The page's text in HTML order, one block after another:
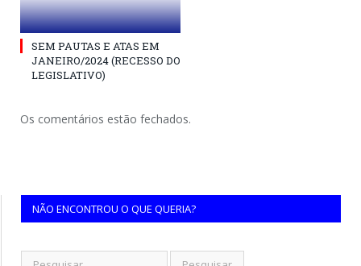
SEM PAUTAS E ATAS EM
JANEIRO/2024 (RECESSO DO
LEGISLATIVO)
Os comentários estão fechados.
NÃO ENCONTROU O QUE QUERIA?